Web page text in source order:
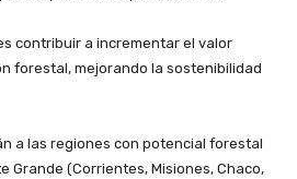
contribuir a incrementar el valor
forestal, mejorando la sostenibilidad
a las regiones con potencial forestal
Grande (Corrientes, Misiones, Chaco,